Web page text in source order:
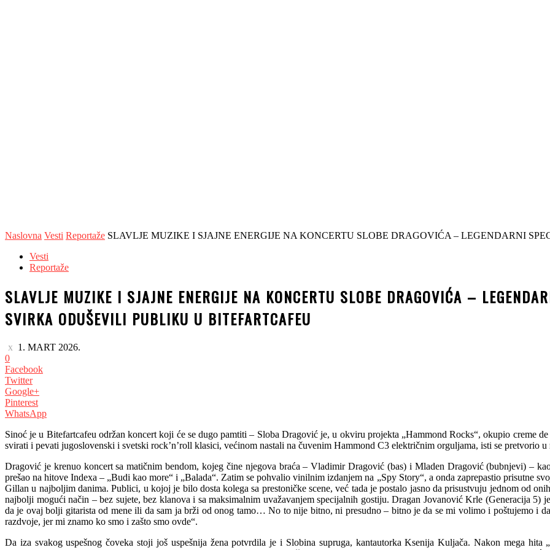
Naslovna Vesti Reportaže SLAVLJE MUZIKE I SJAJNE ENERGIJE NA KONCERTU SLOBE DRAGOVIĆA – LEGENDARNI
Vesti
Reportaže
SLAVLJE MUZIKE I SJAJNE ENERGIJE NA KONCERTU SLOBE DRAGOVIĆA –
SVIRKA ODUŠEVILI PUBLIKU U BITEFARTCAFEU
1. MART 2026.
0
Facebook
Twitter
Google+
Pinterest
WhatsApp
Sinoć je u Bitefartcafeu održan koncert koji će se dugo pamtiti – Sloba Dragović je, u okviru projekta „Hammond Rocks“, okupio creme
svirati i pevati jugoslovenski i svetski rock’n’roll klasici, većinom nastali na čuvenim Hammond C3 električnim orguljama, isti se pretvorio
Dragović je krenuo koncert sa matičnim bendom, kojeg čine njegova braća – Vladimir Dragović (bas) i Mladen Dragović (bubnjevi) –
prešao na hitove Indexa – „Budi kao more“ i „Balada“. Zatim se pohvalio vinilnim izdanjem na „Spy Story“, a onda zaprepastio prisutne
Gillan u najboljim danima. Publici, u kojoj je bilo dosta kolega sa prestoničke scene, već tada je postalo jasno da prisustvuju jednom od
najbolji mogući način – bez sujete, bez klanova i sa maksimalnim uvažavanjem specijalnih gostiju. Dragan Jovanović Krle (Generacija 5)
da je ovaj bolji gitarista od mene ili da sam ja brži od onog tamo… No to nije bitno, ni presudno – bitno je da se mi volimo i poštujemo i
razdvoje, jer mi znamo ko smo i zašto smo ovde“.
Da iza svakog uspešnog čoveka stoji još uspešnija žena potvrdila je i Slobina supruga, kantautorka Ksenija Kuljača. Nakon mega hita